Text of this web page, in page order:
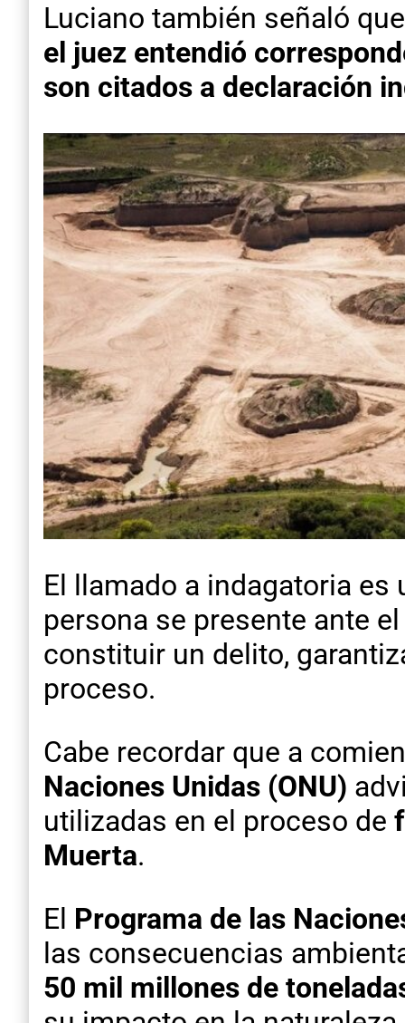
Luciano también señaló
el juez entendió
son citados a declaración
El llamado a indagatoria
persona se presente ante
constituir un delito,
proceso.
Cabe recordar que a
Naciones Unidas (ONU)
utilizadas en el proceso de
Muerta.
El Programa de las
las consecuencias
50 mil millones de